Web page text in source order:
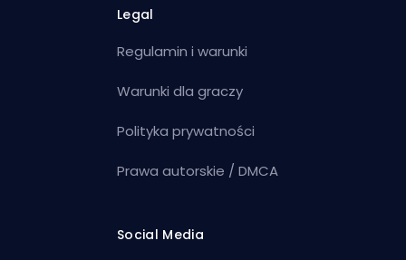
Legal
Regulamin i warunki
Warunki dla graczy
Polityka prywatności
Prawa autorskie / DMCA
Social Media